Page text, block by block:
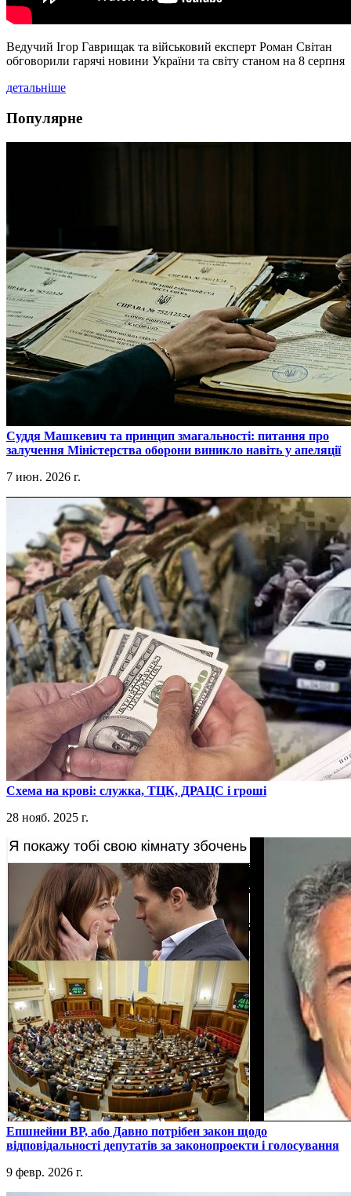
Ведучий Ігор Гаврищак та військовий експерт Роман Світан
обговорили гарячі новини України та світу станом на 8 серпня
детальніше
Популярне
​Суддя Машкевич та принцип змагальності: питання про
залучення Міністерства оборони виникло навіть у апеляції
7 июн. 2026 г.
​Схема на крові: служка, ТЦК, ДРАЦС і гроші
28 нояб. 2025 г.
​Епшнейни ВР, або Давно потрібен закон щодо
відповідальності депутатів за законопроекти і голосування
9 февр. 2026 г.